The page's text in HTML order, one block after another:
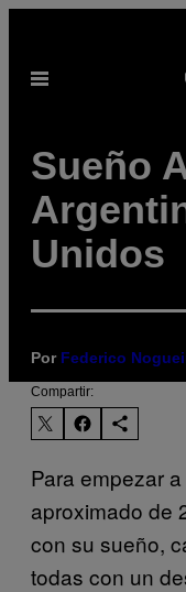
contenido
Abrir
​Sueño
Unidos
Por Federico
Compartir:
Para empezar
aproximado de
con su sueño,
todas con un